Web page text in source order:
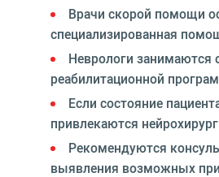
Врачи скорой помощи
специализированная
Неврологи занимаются
реабилитационной
Если состояние
привлекаются
Рекомендуются
выявления возможных